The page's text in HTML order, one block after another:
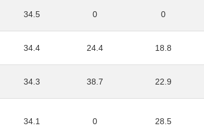
34.5 0 0
34.4 24.4 18.8
34.3 38.7 22.9
34.1 0 28.5